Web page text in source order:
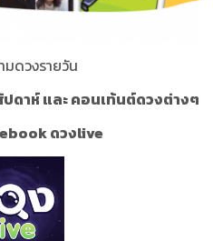
มดวงรายวัน
ดาห์ และ คอนเท้นต์ดวงต่างๆ
ดวงlive